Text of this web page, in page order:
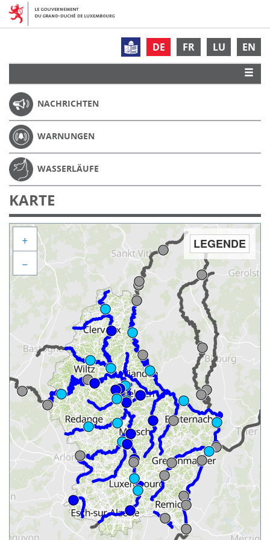
DE FR LU EN
NACHRICHTEN
WARNUNGEN
WASSERLÄUFE
KARTE
LEGENDE
+
−